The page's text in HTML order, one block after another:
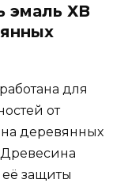
эмаль ХВ
для
от
деревянных
защиты